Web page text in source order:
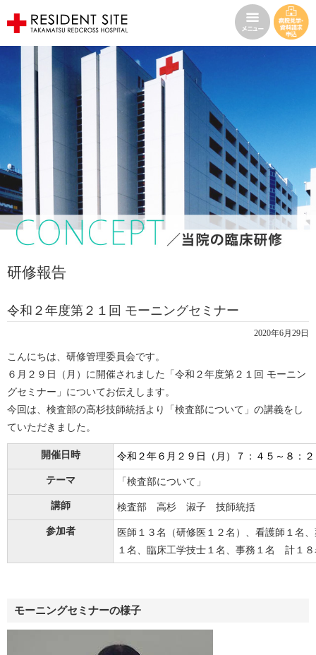
研修報告
令和２年度第２１回 モーニングセミナー
2020年6月29日
こんにちは、研修管理委員会です。
６月２９日（月）に開催されました「令和２年度第２１回 モーニン
グセミナー」についてお伝えします。
今回は、検査部の高杉技師統括より「検査部について」の講義をし
ていただきました。
開催日時 令和２年６ 月２９ 日（月）７：４５～８：
テーマ 「検査部について」
講師 検査部 高杉 淑子 技師統括
参加者
医師１３名（研修医１２名）、看護師１名
１名、臨床工学技士１名、事務１名 計１
モーニングセミナーの様子